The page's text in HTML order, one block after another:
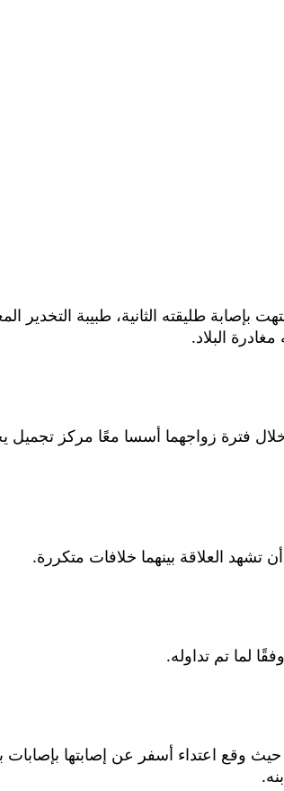
بإصابة طليقته الثانية، طبيبة التخدير
البلاد.
فترة زواجهما أسسا معًا مركز
تشهد العلاقة بينهما خلافات متكررة.
لما تم تداوله.
وقع اعتداء أسفر عن إصابتها بإصابات